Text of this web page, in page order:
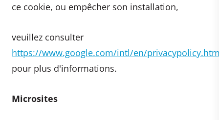
ce cookie, ou empêcher son installation,
veuillez consulter
https://www.google.com/intl/en/
pour plus d'informations.
Microsites